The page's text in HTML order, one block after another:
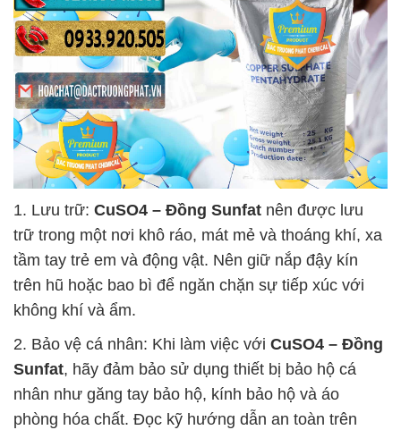
1. Lưu trữ: CuSO4 – Đồng Sunfat nên được lưu
trữ trong một nơi khô ráo, mát mẻ và thoáng khí, xa
tầm tay trẻ em và động vật. Nên giữ nắp đậy kín
trên hũ hoặc bao bì để ngăn chặn sự tiếp xúc với
không khí và ẩm.
2. Bảo vệ cá nhân: Khi làm việc với CuSO4 – Đồng
Sunfat, hãy đảm bảo sử dụng thiết bị bảo hộ cá
nhân như găng tay bảo hộ, kính bảo hộ và áo
phòng hóa chất. Đọc kỹ hướng dẫn an toàn trên